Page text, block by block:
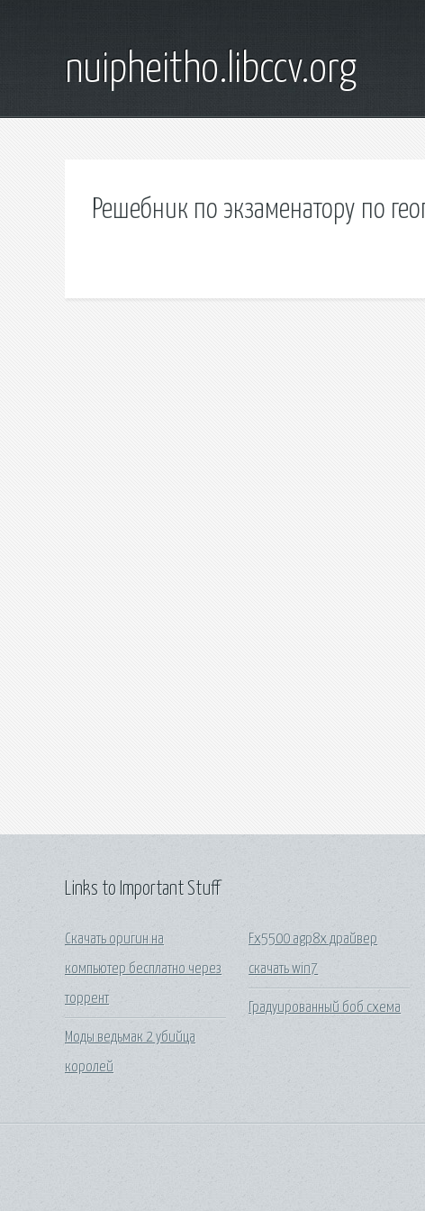
nuipheitho.libccv.org
Решебник по экзаменатору по
Links to Important Stuff
Скачать оригин на
компьютер бесплатно через
торрент
Моды ведьмак 2 убийца
королей
Fx5500 agp8x драйвер
скачать win7
Градуированный боб схема